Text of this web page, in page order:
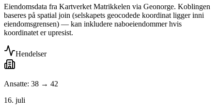
Eiendomsdata fra Kartverket Matrikkelen via Geonorge. Koblingen
baseres på spatial join (selskapets geocodede koordinat ligger inni
eiendomsgrensen) — kan inkludere naboeiendommer hvis
koordinatet er upresist.
Hendelser
Ansatte: 38 → 42
16. juli